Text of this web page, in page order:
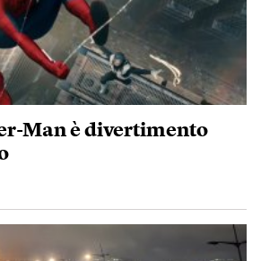
Man è divertimento